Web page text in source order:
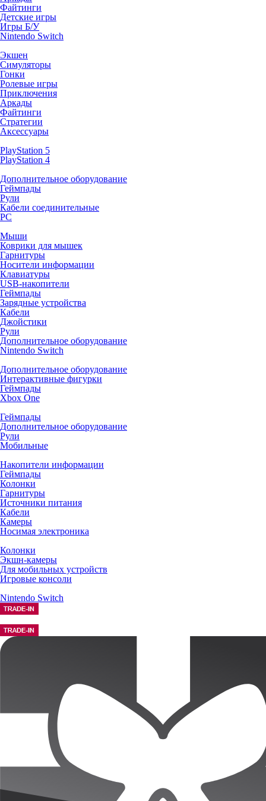
Файтинги
Детские игры
Игры Б/У
Nintendo Switch
Экшен
Симуляторы
Гонки
Ролевые игры
Приключения
Аркады
Файтинги
Стратегии
Аксессуары
PlayStation 5
PlayStation 4
Дополнительное оборудование
Геймпады
Рули
Кабели соединительные
PC
Мыши
Коврики для мышек
Гарнитуры
Носители информации
Клавиатуры
USB-накопители
Геймпады
Зарядные устройства
Кабели
Джойстики
Рули
Дополнительное оборудование
Nintendo Switch
Дополнительное оборудование
Интерактивные фигурки
Геймпады
Xbox One
Геймпады
Дополнительное оборудование
Рули
Мобильные
Накопители информации
Геймпады
Колонки
Гарнитуры
Источники питания
Кабели
Камеры
Носимая электроника
Колонки
Экшн-камеры
Для мобильных устройств
Игровые консоли
Nintendo Switch